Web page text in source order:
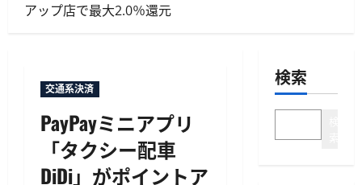
アップ店で最大2.0％還元
交通系決済
PayPayミニアプリ
「タクシー配車
DiDi」がポイントア
検索